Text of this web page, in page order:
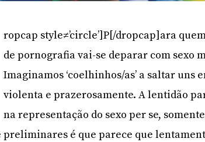
ropcap style≠’circle’]P[/dropcap]ara
de pornografia vai-se deparar com sexo
Imaginamos ‘coelhinhos/as’ a saltar uns
violenta e prazerosamente. A lentidão
na representação do sexo per se,
preliminares é que parece que